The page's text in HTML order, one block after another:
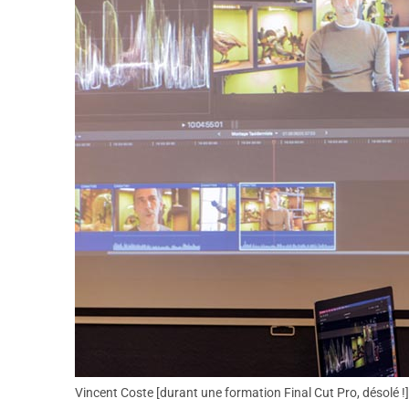
Vincent Coste [durant une formation Final Cut Pro, désolé